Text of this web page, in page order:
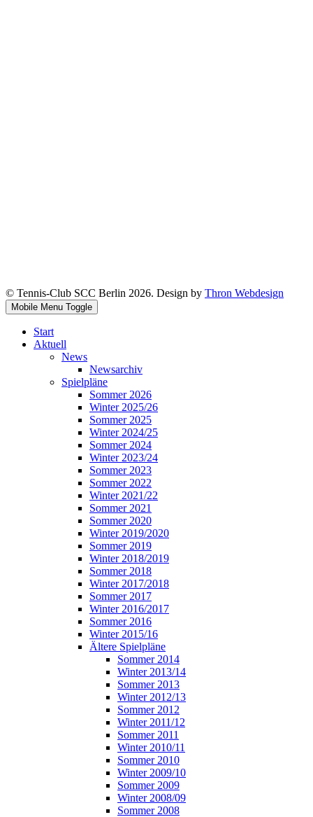
© Tennis-Club SCC Berlin 2026. Design by Thron Webdesign
Mobile Menu Toggle
Start
Aktuell
News
Newsarchiv
Spielpläne
Sommer 2026
Winter 2025/26
Sommer 2025
Winter 2024/25
Sommer 2024
Winter 2023/24
Sommer 2023
Sommer 2022
Winter 2021/22
Sommer 2021
Sommer 2020
Winter 2019/2020
Sommer 2019
Winter 2018/2019
Sommer 2018
Winter 2017/2018
Sommer 2017
Winter 2016/2017
Sommer 2016
Winter 2015/16
Ältere Spielpläne
Sommer 2014
Winter 2013/14
Sommer 2013
Winter 2012/13
Sommer 2012
Winter 2011/12
Sommer 2011
Winter 2010/11
Sommer 2010
Winter 2009/10
Sommer 2009
Winter 2008/09
Sommer 2008